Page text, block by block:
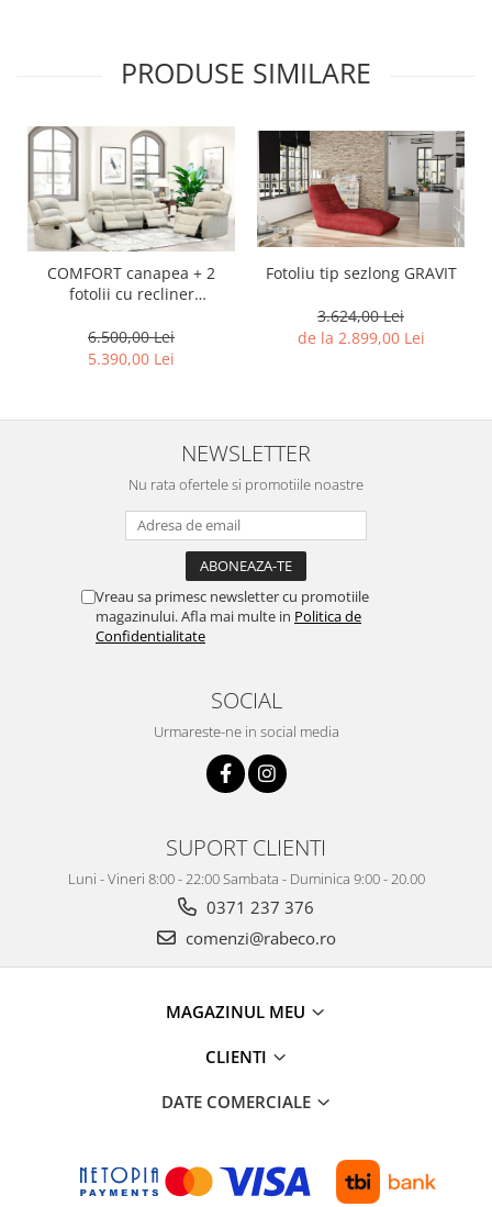
PRODUSE SIMILARE
COMFORT canapea + 2
fotolii cu recliner
6.500,00 Lei
5.390,00 Lei
Fotoliu tip sezlong GRAVIT
3.624,00 Lei
de la 2.899,00 Lei
NEWSLETTER
Nu rata ofertele si promotiile noastre
Vreau sa primesc newsletter cu promotiile
magazinului. Afla mai multe in Politica de
Confidentialitate
SOCIAL
Urmareste-ne in social media
SUPORT CLIENTI
Luni - Vineri 8:00 - 22:00 Sambata - Duminica 9:00 - 20.00
0371 237 376
comenzi@rabeco.ro
MAGAZINUL MEU
CLIENTI
DATE COMERCIALE